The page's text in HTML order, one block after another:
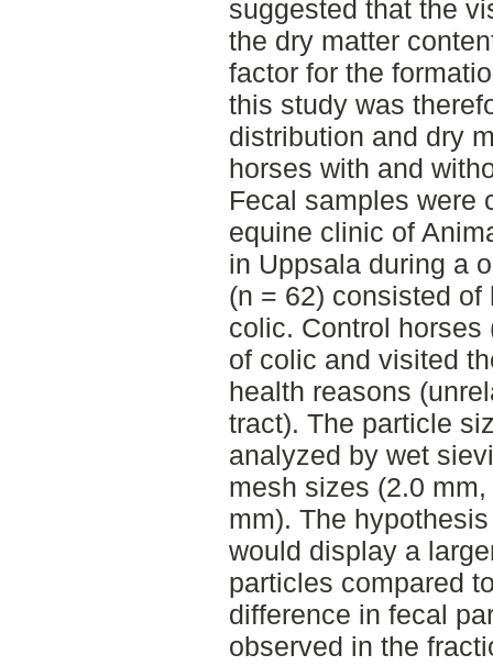
suggested that the
the dry matter
factor for the
this study was
distribution and dry
horses with and
Fecal samples were
equine clinic of
in Uppsala during a
(n = 62) consisted
colic. Control
of colic and visited
health reasons
tract). The particle
analyzed by wet
mesh sizes (2.0
mm). The
would display a
particles compared
difference in fecal
observed in the